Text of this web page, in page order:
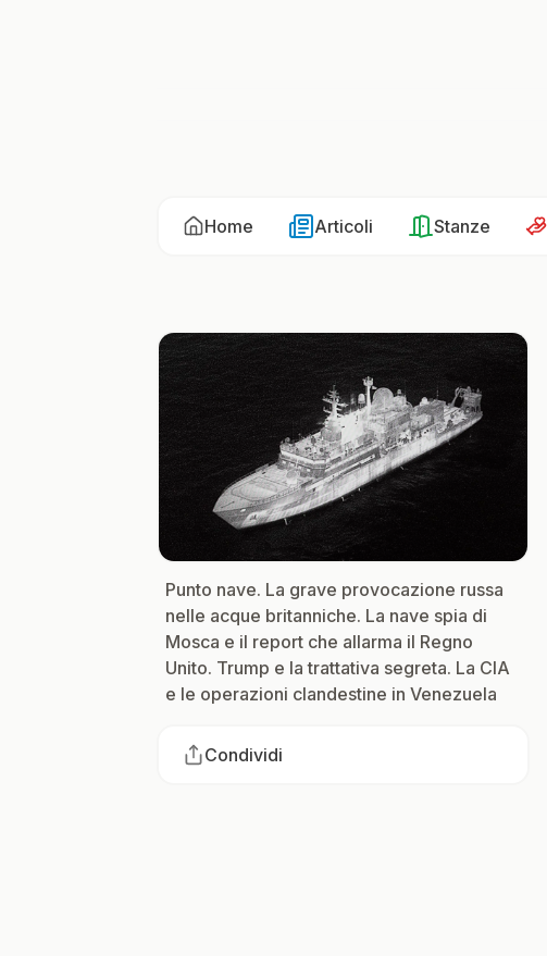
Home Articoli Stanze
Punto nave. La grave provocazione russa
nelle acque britanniche. La nave spia di
Mosca e il report che allarma il Regno
Unito. Trump e la trattativa segreta. La CIA
e le operazioni clandestine in Venezuela
Condividi